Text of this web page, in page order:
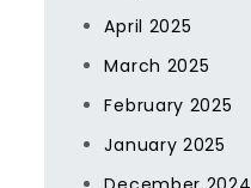
April 2025
March 2025
February 2025
January 2025